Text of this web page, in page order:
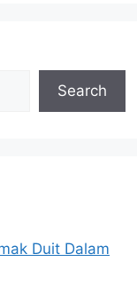
Search
Duit Dalam